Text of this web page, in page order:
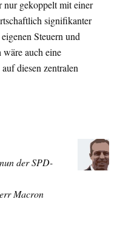
gekoppelt mit einer
signifikanter
Steuern und
auch eine
diesen zentralen
der SPD-
Macron